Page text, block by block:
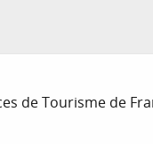
de Tourisme de